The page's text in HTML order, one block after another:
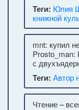
Теги: Юлия
книжной
mnt: купил
Prosto_man:
с
Теги: Автор
Чтение –